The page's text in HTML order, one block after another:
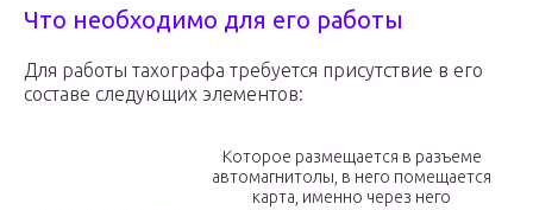
Что необходимо для его работы
Для работы тахографа требуется присутствие в его
составе следующих элементов:
Которое размещается в разъеме
автомагнитолы, в него помещается
карта, именно через него